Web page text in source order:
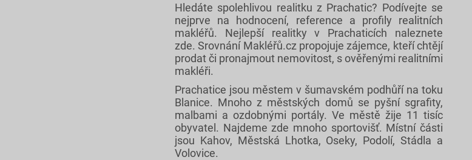
Hledáte spolehlivou realitku z Prachatic? Podívejte se
nejprve na hodnocení, reference a profily realitních
makléřů. Nejlepší realitky v Prachaticích naleznete
zde. Srovnání Makléřů.cz propojuje zájemce, kteří chtějí
prodat či pronajmout nemovitost, s ověřenými realitními
makléři.
Prachatice jsou městem v šumavském podhůří na toku
Blanice. Mnoho z městských domů se pyšní sgrafity,
malbami a ozdobnými portály. Ve městě žije 11 tisíc
obyvatel. Najdeme zde mnoho sportovišť. Místní části
jsou Kahov, Městská Lhotka, Oseky, Podolí, Stádla a
Volovice.